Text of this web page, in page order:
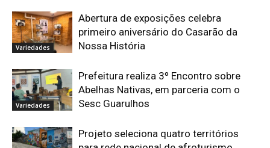
Variedades
Abertura de exposições celebra
primeiro aniversário do Casarão da
Nossa História
Variedades
Prefeitura realiza 3º Encontro sobre
Abelhas Nativas, em parceria com o
Sesc Guarulhos
Projeto seleciona quatro territórios